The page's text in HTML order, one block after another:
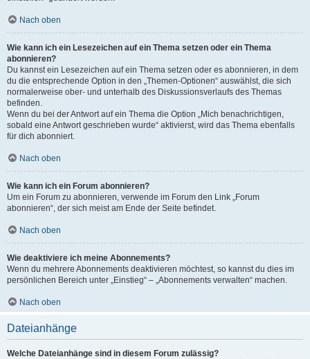
Nach oben
Wie kann ich ein Lesezeichen auf ein Thema setzen oder ein Thema
abonnieren?
Du kannst ein Lesezeichen auf ein Thema setzen oder es abonnieren, in dem
du die entsprechende Option in den „Themen-Optionen“ auswählst, die sich
normalerweise ober- und unterhalb des Diskussionsverlaufs des Themas
befinden.
Wenn du bei der Antwort auf ein Thema die Option „Mich benachrichtigen,
sobald eine Antwort geschrieben wurde“ aktivierst, wird das Thema ebenfalls
für dich abonniert.
Nach oben
Wie kann ich ein Forum abonnieren?
Um ein Forum zu abonnieren, verwende im Forum den Link „Forum
abonnieren“, der sich meist am Ende der Seite befindet.
Nach oben
Wie deaktiviere ich meine Abonnements?
Wenn du mehrere Abonnements deaktivieren möchtest, so kannst du dies im
persönlichen Bereich unter „Einstieg“ – „Abonnements verwalten“ machen.
Nach oben
Dateianhänge
Welche Dateianhänge sind in diesem Forum zulässig?